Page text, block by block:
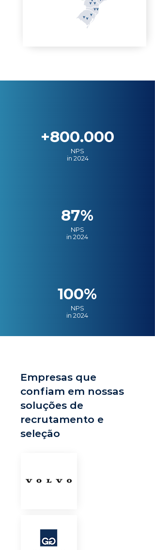
+800.000
NPS
in 2024
87%
NPS
in 2024
100%
NPS
in 2024
Empresas que
confiam em nossas
soluções de
recrutamento e
seleção